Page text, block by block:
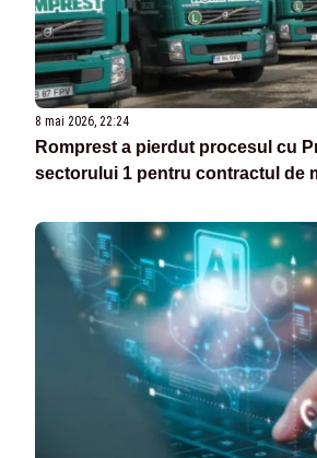
8 mai 2026, 22:24
Romprest a pierdut procesul cu
sectorului 1 pentru contractul de